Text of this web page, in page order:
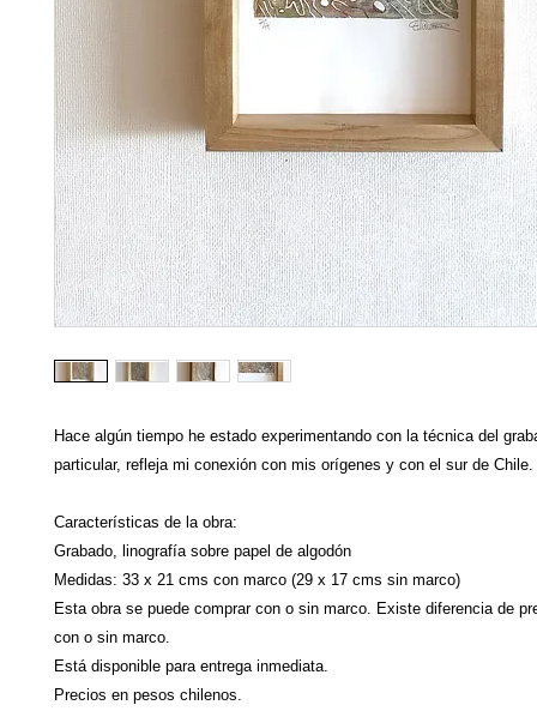
Hace algún tiempo he estado experimentando con la técnica del
particular, refleja mi conexión con mis orígenes y con el sur de Chile.
Características de la obra:
Grabado, linografía sobre papel de algodón
Medidas: 33 x 21 cms con marco (29 x 17 cms sin marco)
Esta obra se puede comprar con o sin marco. Existe diferencia de
con o sin marco.
Está disponible para entrega inmediata.
Precios en pesos chilenos.